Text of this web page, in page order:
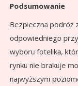
Podsumowanie
Bezpieczna podróż
odpowiedniego
wyboru fotelika,
rynku nie brakuje
najwyższym